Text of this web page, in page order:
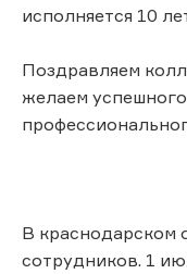
исполняется 10
Поздравляем
желаем
В краснодарском
сотрудников. 1